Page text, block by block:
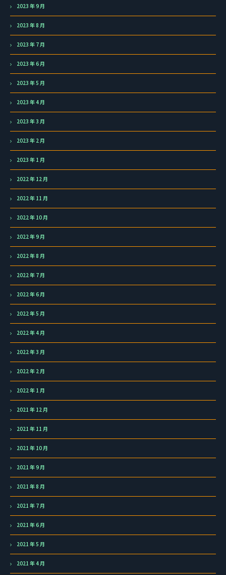
2023 年 9 月
2023 年 8 月
2023 年 7 月
2023 年 6 月
2023 年 5 月
2023 年 4 月
2023 年 3 月
2023 年 2 月
2023 年 1 月
2022 年 12 月
2022 年 11 月
2022 年 10 月
2022 年 9 月
2022 年 8 月
2022 年 7 月
2022 年 6 月
2022 年 5 月
2022 年 4 月
2022 年 3 月
2022 年 2 月
2022 年 1 月
2021 年 12 月
2021 年 11 月
2021 年 10 月
2021 年 9 月
2021 年 8 月
2021 年 7 月
2021 年 6 月
2021 年 5 月
2021 年 4 月